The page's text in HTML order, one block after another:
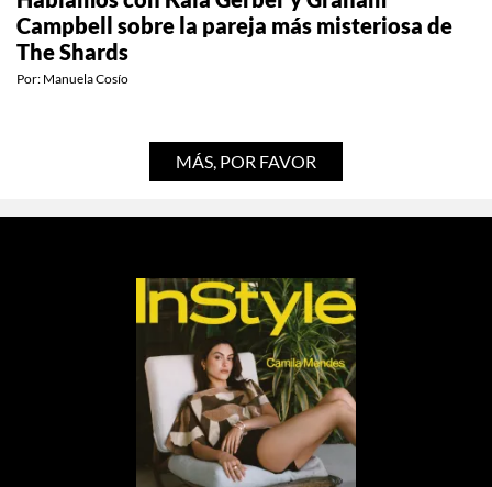
Hablamos con Kaia Gerber y Graham
Campbell sobre la pareja más misteriosa de